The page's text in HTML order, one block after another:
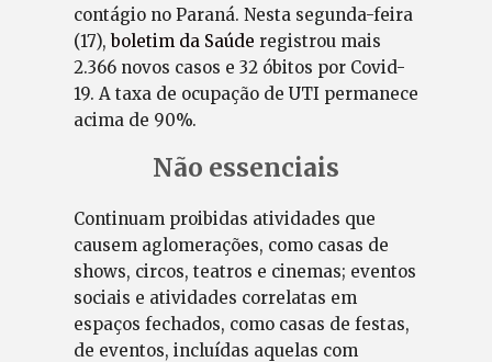
contágio no Paraná. Nesta segunda-feira
(17),boletim da Saúde registrou mais
2.366 novos casos e 32 óbitos por Covid-
19. A taxa de ocupação de UTI permanece
acima de 90%.
Não essenciais
Continuam proibidas atividades que
causem aglomerações, como casas de
shows, circos, teatros e cinemas; eventos
sociais e atividades correlatas em
espaços fechados, como casas de festas,
de eventos, incluídas aquelas com